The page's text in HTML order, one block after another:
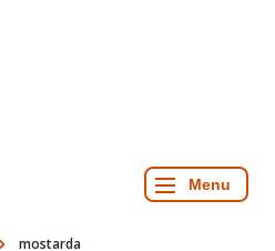
mostarda